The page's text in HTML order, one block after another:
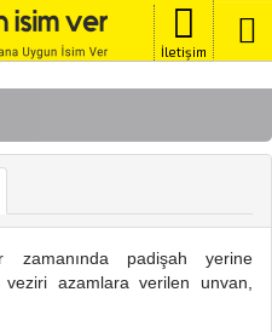
İletişim
zamanında padişah yerine
azamlara verilen unvan,